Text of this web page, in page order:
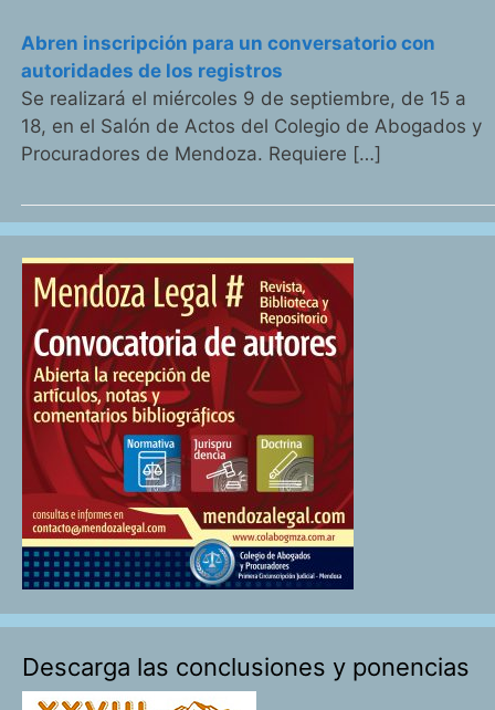
Abren inscripción para un conversatorio con
autoridades de los registros
Se realizará el miércoles 9 de septiembre, de 15 a
18, en el Salón de Actos del Colegio de Abogados y
Procuradores de Mendoza. Requiere […]
Descarga las conclusiones y ponencias